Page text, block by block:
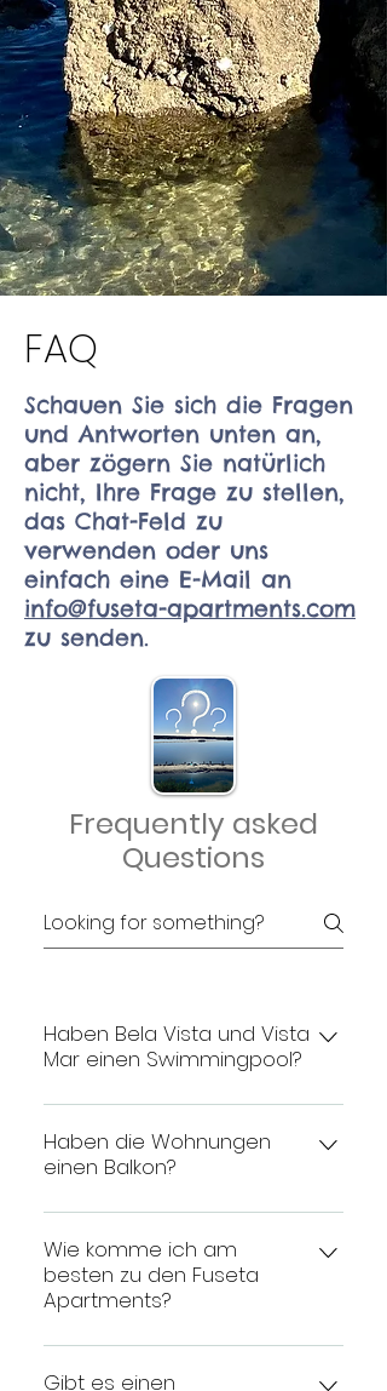
FAQ
Schauen Sie sich die Fragen
und Antworten unten an,
aber zögern Sie natürlich
nicht, Ihre Frage zu stellen,
das Chat-Feld zu
verwenden oder uns
einfach eine E-Mail an
info@fuseta-apartments.com
zu senden.
Frequently asked
Questions
Haben Bela Vista und Vista
Mar einen Swimmingpool?
Ja, ein Gemeinschaftspool; 1 „oben“
der Infinity-Pool und 1 „unten“ mit
Wasserfall steht unseren Gästen zur
Haben die Wohnungen
einen Balkon?
Ja! Beide Wohnungen verfügen über
einen eigenen Balkon (Süd, Meerblick)
mit Tisch, Stühlen und Sonnenschirm
Wie komme ich am
besten zu den Fuseta
Apartments?
Vom Flughafen Faro aus können Sie
ein Taxi nehmen, ein Auto mieten oder
Gibt es einen